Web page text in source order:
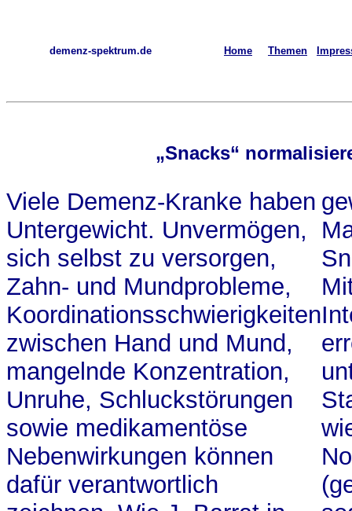
demenz-spektrum.de Home Themen
„Snacks“
Viele Demenz-Kranke haben
Untergewicht. Unvermögen,
sich selbst zu versorgen,
Zahn- und Mundprobleme,
Koordinationsschwierigkeiten
zwischen Hand und Mund,
mangelnde Konzentration,
Unruhe, Schluckstörungen
sowie medikamentöse
Nebenwirkungen können
dafür verantwortlich